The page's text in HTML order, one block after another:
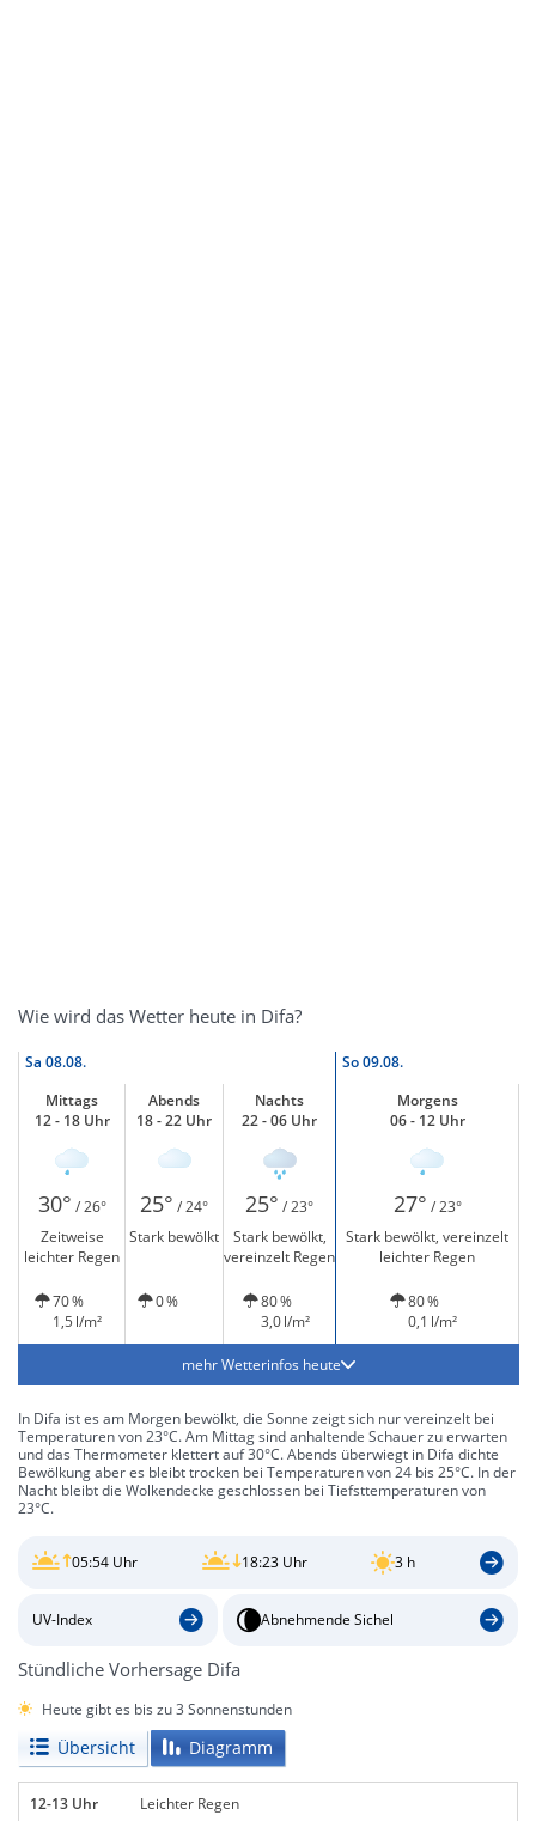
Wie wird das Wetter heute in Difa?
Sa 08.08. So09.08.
Mittags
12 - 18 Uhr
Abends
18 - 22 Uhr
Nachts
22 - 06 Uhr
Morgens
06 - 12 Uhr
30° / 26° 25° / 24° 25° / 23° 27° / 23°
Zeitweise
leichter Regen
Stark bewölkt
Stark bewölkt,
vereinzelt Regen
Stark bewölkt, vereinzelt
leichter Regen
70 %
1,5 l/m²
0 %
80 %
3,0 l/m²
80 %
0,1 l/m²
mehr Wetterinfos heute
In Difa ist es am Morgen bewölkt, die Sonne zeigt sich nur vereinzelt bei
Temperaturen von 23°C. Am Mittag sind anhaltende Schauer zu erwarten
und das Thermometer klettert auf 30°C. Abends überwiegt in Difa dichte
Bewölkung aber es bleibt trocken bei Temperaturen von 24 bis 25°C. In der
Nacht bleibt die Wolkendecke geschlossen bei Tiefsttemperaturen von
23°C.
05:54 Uhr 18:23 Uhr 3 h
UV-Index Abnehmende Sichel
Stündliche Vorhersage Difa
Heute gibt es bis zu 3 Sonnenstunden
Übersicht Diagramm
12-13 Uhr Leichter Regen